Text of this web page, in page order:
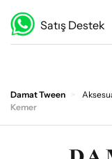
Satış Destek
Damat Tween
Kemer